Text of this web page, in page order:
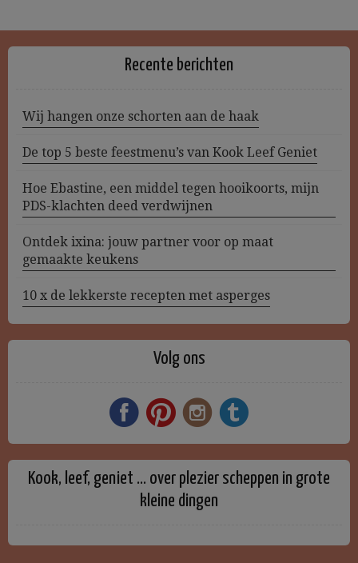
Recente berichten
Wij hangen onze schorten aan de haak
De top 5 beste feestmenu’s van Kook Leef Geniet
Hoe Ebastine, een middel tegen hooikoorts, mijn
PDS-klachten deed verdwijnen
Ontdek ixina: jouw partner voor op maat
gemaakte keukens
10 x de lekkerste recepten met asperges
Volg ons
Kook, leef, geniet … over plezier scheppen in grote
kleine dingen